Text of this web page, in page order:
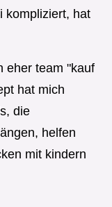
kompliziert, hat
eher team "kauf
hat mich
die
helfen
mit kindern